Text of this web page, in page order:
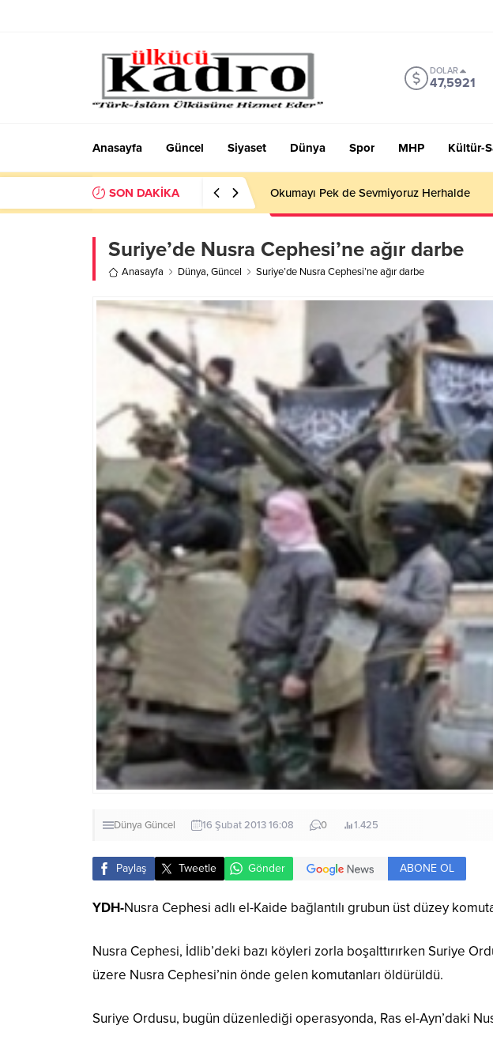
DOLAR
47,5921
Anasayfa Güncel Siyaset Dünya Spor MHP Kültür-
SON DAKİKA Okumayı Pek de Sevmiyoruz Herhalde
Suriye’de Nusra Cephesi’ne ağır darbe
Anasayfa Dünya,Güncel Suriye’de Nusra Cephesi’ne ağır darbe
Dünya Güncel 16 Şubat 2013 16:08 0 1.425
Paylaş Tweetle Gönder ABONE OL
YDH-Nusra Cephesi adlı el-Kaide bağlantılı grubun üst düzey
Nusra Cephesi, İdlib’deki bazı köyleri zorla boşalttırırken Suriye
üzere Nusra Cephesi’nin önde gelen komutanları öldürüldü.
Suriye Ordusu, bugün düzenlediği operasyonda, Ras el-Ayn’daki